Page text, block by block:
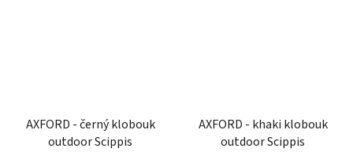
AXFORD - černý klobouk
outdoor Scippis
AXFORD - khaki klobouk
outdoor Scippis